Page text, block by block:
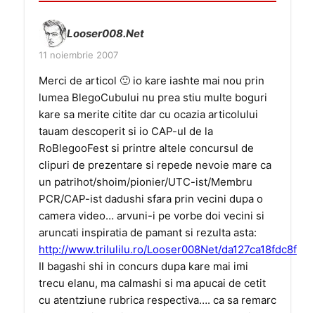
Looser008.Net
11 noiembrie 2007
Merci de articol 🙂 io kare iashte mai nou prin
lumea BlegoCubului nu prea stiu multe boguri
kare sa merite citite dar cu ocazia articolului
tauam descoperit si io CAP-ul de la
RoBlegooFest si printre altele concursul de
clipuri de prezentare si repede nevoie mare ca
un patrihot/shoim/pionier/UTC-ist/Membru
PCR/CAP-ist dadushi sfara prin vecini dupa o
camera video… arvuni-i pe vorbe doi vecini si
aruncati inspiratia de pamant si rezulta asta:
http://www.trilulilu.ro/Looser008Net/da127ca18fdc8f
Il bagashi shi in concurs dupa kare mai imi
trecu elanu, ma calmashi si ma apucai de cetit
cu atentziune rubrica respectiva…. ca sa remarc